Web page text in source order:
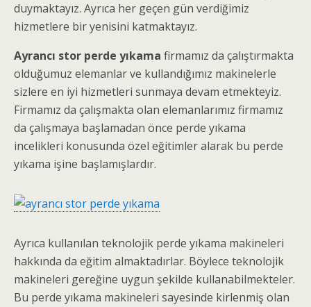
duymaktayız. Ayrıca her geçen gün verdiğimiz
hizmetlere bir yenisini katmaktayız.
Ayrancı stor perde yıkama firmamız da çalıştırmakta
olduğumuz elemanlar ve kullandığımız makinelerle
sizlere en iyi hizmetleri sunmaya devam etmekteyiz.
Firmamız da çalışmakta olan elemanlarımız firmamız
da çalışmaya başlamadan önce perde yıkama
incelikleri konusunda özel eğitimler alarak bu perde
yıkama işine başlamışlardır.
Ayrıca kullanılan teknolojik perde yıkama makineleri
hakkında da eğitim almaktadırlar. Böylece teknolojik
makineleri gereğine uygun şekilde kullanabilmekteler.
Bu perde yıkama makineleri sayesinde kirlenmiş olan